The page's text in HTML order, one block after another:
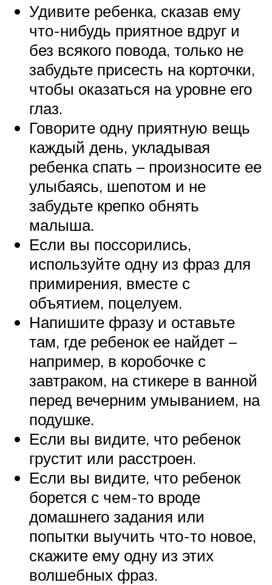
Удивите ребенка, сказав ему
что-нибудь приятное вдруг и
без всякого повода, только не
забудьте присесть на корточки,
чтобы оказаться на уровне его
глаз.
Говорите одну приятную вещь
каждый день, укладывая
ребенка спать – произносите ее
улыбаясь, шепотом и не
забудьте крепко обнять
малыша.
Если вы поссорились,
используйте одну из фраз для
примирения, вместе с
объятием, поцелуем.
Напишите фразу и оставьте
там, где ребенок ее найдет –
например, в коробочке с
завтраком, на стикере в ванной
перед вечерним умыванием, на
подушке.
Если вы видите, что ребенок
грустит или расстроен.
Если вы видите, что ребенок
борется с чем-то вроде
домашнего задания или
попытки выучить что-то новое,
скажите ему одну из этих
волшебных фраз.